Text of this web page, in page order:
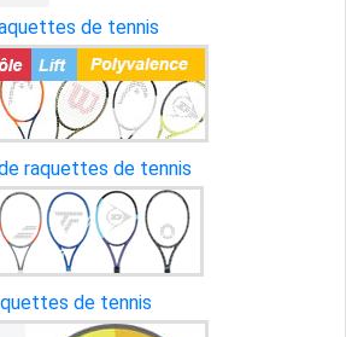
de tennis
raquettes de tennis
de tennis